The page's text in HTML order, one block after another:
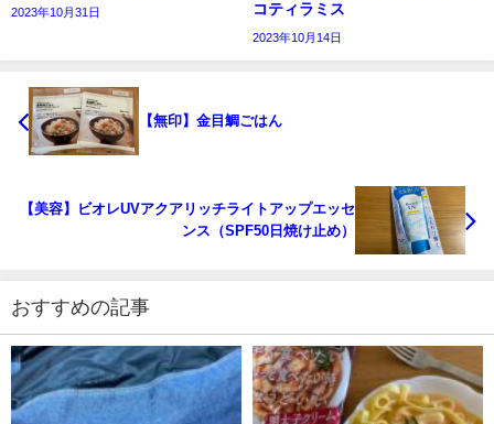
2023年10月31日
コティラミス
2023年10月14日
【無印】金目鯛ごはん
【美容】ビオレUVアクアリッチライトアップエッセ
ンス（SPF50日焼け止め）
おすすめの記事